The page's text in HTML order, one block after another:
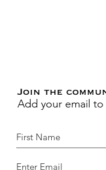
Join the
Add your email